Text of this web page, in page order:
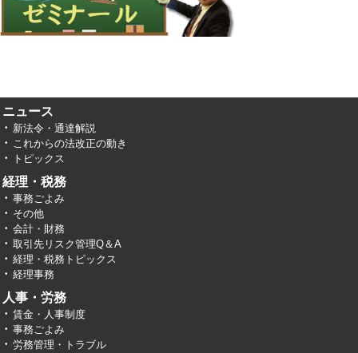
ニュース
新法令・通達解説
これからの法改正の動き
トピックス
経理・税務
事務ごよみ
その他
会計・財務
取引先リスク管理Q＆A
経理・税務トピックス
経理事務
人事・労務
賃金・人事制度
事務ごよみ
労務管理・トラブル